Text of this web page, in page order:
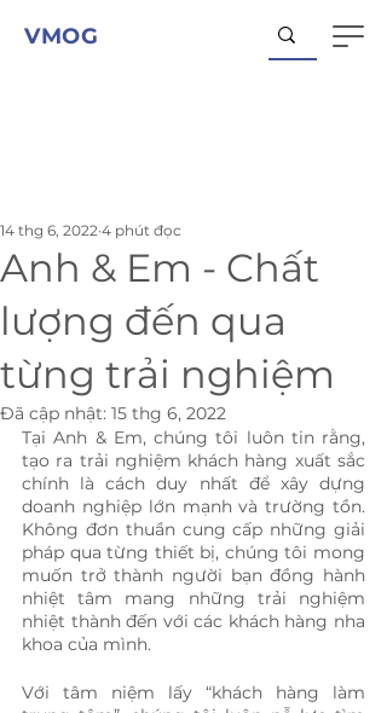
VMOG
Anh & Em - Chất
lượng đến qua
từng trải nghiệm
14 thg 6, 2022 4 phút đọc
Đã cập nhật: 15 thg 6, 2022
Tại Anh & Em, chúng tôi luôn tin rằng,
tạo ra trải nghiệm khách hàng xuất sắc
chính là cách duy nhất để xây dựng
doanh nghiệp lớn mạnh và trường tồn.
Không đơn thuần cung cấp những giải
pháp qua từng thiết bị, chúng tôi mong
muốn trở thành người bạn đồng hành
nhiệt tâm mang những trải nghiệm
nhiệt thành đến với các khách hàng nha
khoa của mình.
Với tâm niệm lấy “khách hàng làm